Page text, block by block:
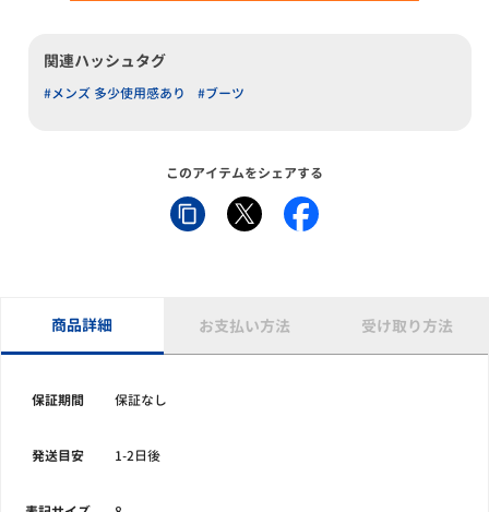
関連ハッシュタグ
#メンズ 多少使用感あり #ブーツ
このアイテムをシェアする
商品詳細 お支払い方法 受け取り方法
保証期間 保証なし
発送目安 1-2日後